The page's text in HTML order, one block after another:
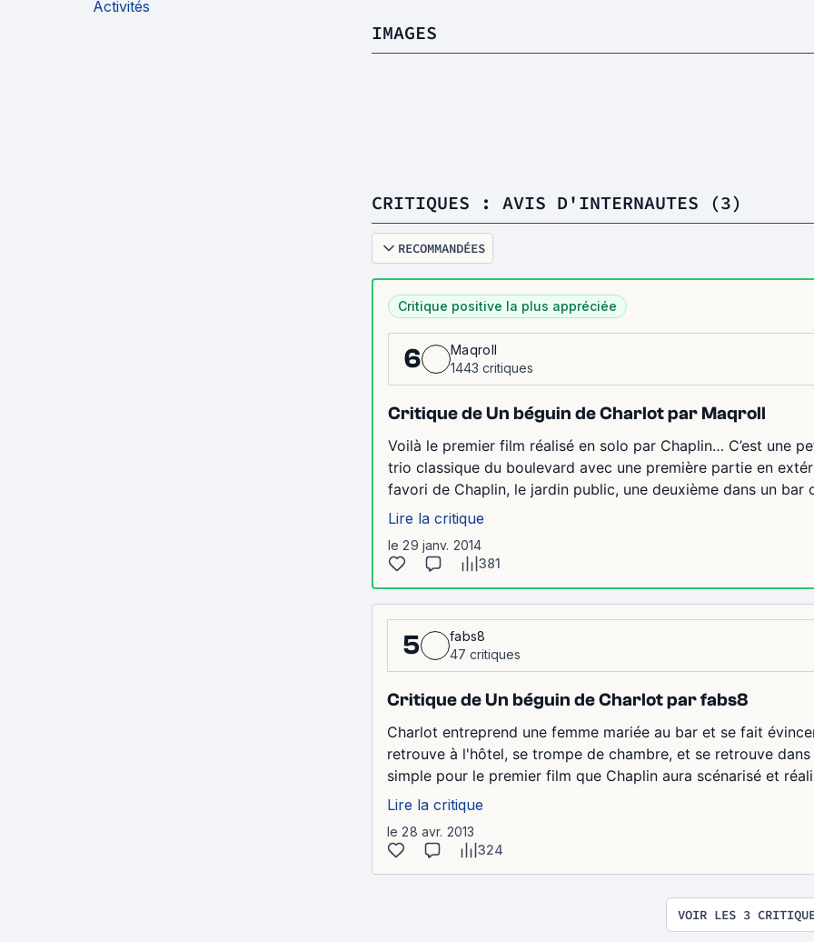
Activités
IMAGES
CRITIQUES : AVIS D'INTERNAUTES (3)
RECOMMANDÉES
Critique positive la plus appréciée
6
Maqroll
1443 critiques
Critique de Un béguin de Charlot par Maqroll
Voilà le premier film réalisé en solo par Chaplin… C’est une
trio classique du boulevard avec une première partie en
favori de Chaplin, le jardin public, une deuxième dans un bar
Lire la critique
le 29 janv. 2014
381
5
fabs8
47 critiques
Critique de Un béguin de Charlot par fabs8
Charlot entreprend une femme mariée au bar et se fait
retrouve à l'hôtel, se trompe de chambre, et se retrouve
simple pour le premier film que Chaplin aura scénarisé et
Lire la critique
le 28 avr. 2013
324
VOIR LES 3